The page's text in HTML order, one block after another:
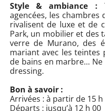
Style & ambiance :
agencées, les chambres
rivalisent de luxe et de
Park, un mobilier et des
verre de Murano, des
mariant avec les teintes
de bains en marbre…
dressing.
Bon à savoir :
Arrivées : à partir de 15 h
Départs : jusqu’à 12 h 00